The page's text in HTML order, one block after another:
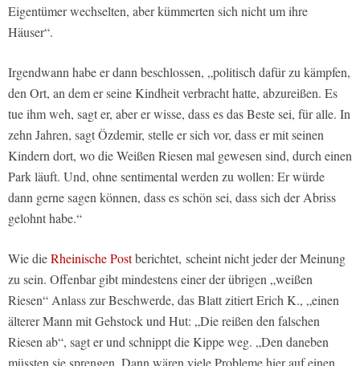
Eigentümer wechselten, aber kümmerten sich nicht um ihre
Häuser“.
Irgendwann habe er dann beschlossen, „politisch dafür zu kämpfen,
den Ort, an dem er seine Kindheit verbracht hatte, abzureißen. Es
tue ihm weh, sagt er, aber er wisse, dass es das Beste sei, für alle. In
zehn Jahren, sagt Özdemir, stelle er sich vor, dass er mit seinen
Kindern dort, wo die Weißen Riesen mal gewesen sind, durch einen
Park läuft. Und, ohne sentimental werden zu wollen: Er würde
dann gerne sagen können, dass es schön sei, dass sich der Abriss
gelohnt habe.“
Wie dieRheinische Postberichtet, scheint nicht jeder der Meinung
zu sein. Offenbar gibt mindestens einer der übrigen „weißen
Riesen“ Anlass zur Beschwerde, das Blatt zitiert Erich K., „einen
älterer Mann mit Gehstock und Hut: „Die reißen den falschen
Riesen ab“, sagt er und schnippt die Kippe weg. „Den daneben